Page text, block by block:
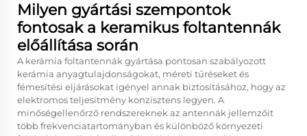
Milyen gyártási szempontok
fontosak a keramikus foltantennák
előállítása során
A kerámia foltantennák gyártása pontosan szabályozott
kerámia anyagtulajdonságokat, méreti tűréseket és
fémesítési eljárásokat igényel annak biztosításához, hogy az
elektromos teljesítmény konzisztens legyen. A
minőségellenőrző rendszereknek az antennák jellemzőit
több frekvenciatartományban és különböző környezeti